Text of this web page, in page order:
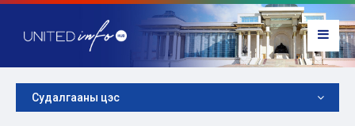
Судалгааны цэс